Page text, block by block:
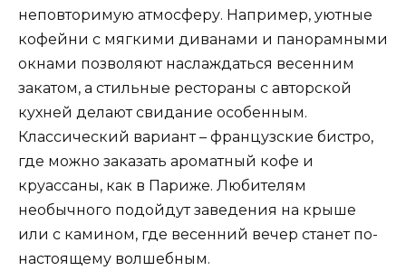
неповторимую атмосферу. Например, уютные
кофейни с мягкими диванами и панорамными
окнами позволяют наслаждаться весенним
закатом, а стильные рестораны с авторской
кухней делают свидание особенным.
Классический вариант – французские бистро,
где можно заказать ароматный кофе и
круассаны, как в Париже. Любителям
необычного подойдут заведения на крыше
или с камином, где весенний вечер станет по-
настоящему волшебным.